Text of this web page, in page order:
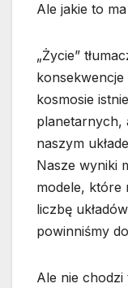
Ale jakie to
„Życie”
kosmosie
planetarnych,
naszym
Nasze wyniki
modele, które
liczbę
powinniśmy
Ale nie